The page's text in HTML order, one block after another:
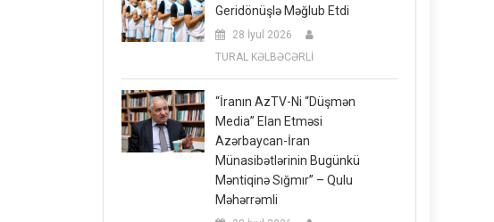
Geridönüşlə Məğlub Etdi
28 İyul 2026
TURAL KƏLBƏCƏRLİ
“İranın AzTV-Ni “düşmən
Media” Elan Etməsi
Azərbaycan-İran
Münasibətlərinin Bugünkü
Məntiqinə Sığmır” – Qulu
Məhərrəmli